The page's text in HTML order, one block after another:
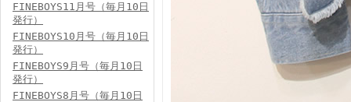
FINEBOYS11月号（毎月10日
発行）
FINEBOYS10月号（毎月10日
発行）
FINEBOYS9月号（毎月10日
発行）
FINEBOYS8月号（毎月10日